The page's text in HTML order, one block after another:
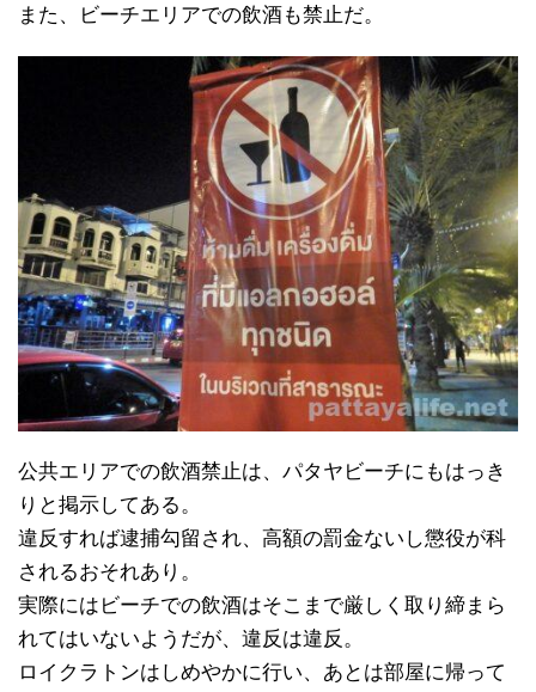
また、ビーチエリアでの飲酒も禁止だ。
公共エリアでの飲酒禁止は、パタヤビーチにもはっき
りと掲示してある。
違反すれば逮捕勾留され、高額の罰金ないし懲役が科
されるおそれあり。
実際にはビーチでの飲酒はそこまで厳しく取り締まら
れてはいないようだが、違反は違反。
ロイクラトンはしめやかに行い、あとは部屋に帰って